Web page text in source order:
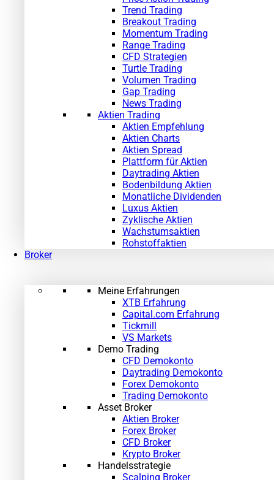
Trend Trading
Breakout Trading
Momentum Trading
Range Trading
CFD Strategien
Turtle Trading
Volumen Trading
Gap Trading
News Trading
Aktien Trading
Aktien Empfehlung
Aktien Charts
Aktien Spread
Plattform für Aktien
Daytrading Aktien
Bodenbildung Aktien
Monatliche Dividenden
Luxus Aktien
Zyklische Aktien
Wachstumsaktien
Rohstoffaktien
Broker
Meine Erfahrungen
XTB Erfahrung
Capital.com Erfahrung
Tickmill
VS Markets
Demo Trading
CFD Demokonto
Daytrading Demokonto
Forex Demokonto
Trading Demokonto
Asset Broker
Aktien Broker
Forex Broker
CFD Broker
Krypto Broker
Handelsstrategie
Scalping Broker